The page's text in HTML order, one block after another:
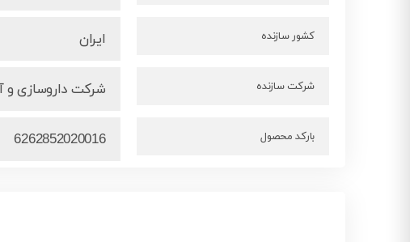
کشور سازنده ایران
شرکت سازنده شرکت داروسازی و
بارکد محصول 6262852020016